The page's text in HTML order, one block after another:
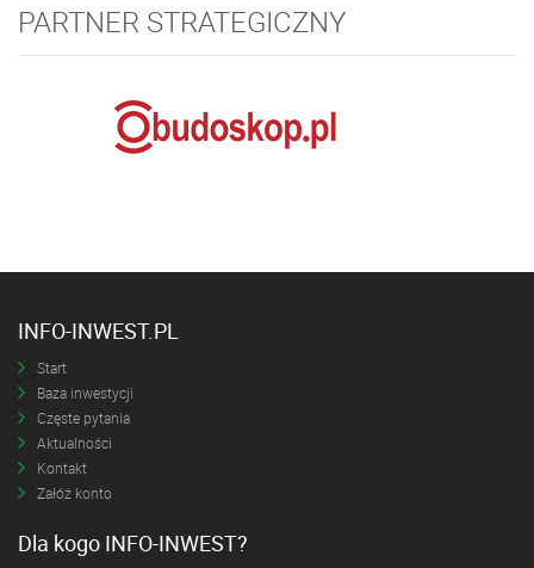
PARTNER STRATEGICZNY
INFO-INWEST.PL
Start
Baza inwestycji
Częste pytania
Aktualności
Kontakt
Załóż konto
Dla kogo INFO-INWEST?